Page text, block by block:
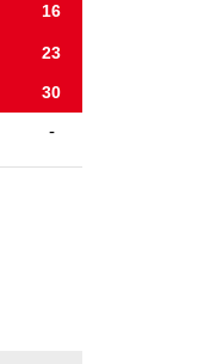
16
23
30
-